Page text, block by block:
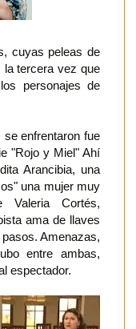
cuyas peleas de
la tercera vez que
personajes de
enfrentaron fue
"Rojo y Miel" Ahí
Arancibia, una
una mujer muy
Valeria Cortés,
ama de llaves
Amenazas,
entre ambas,
espectador.